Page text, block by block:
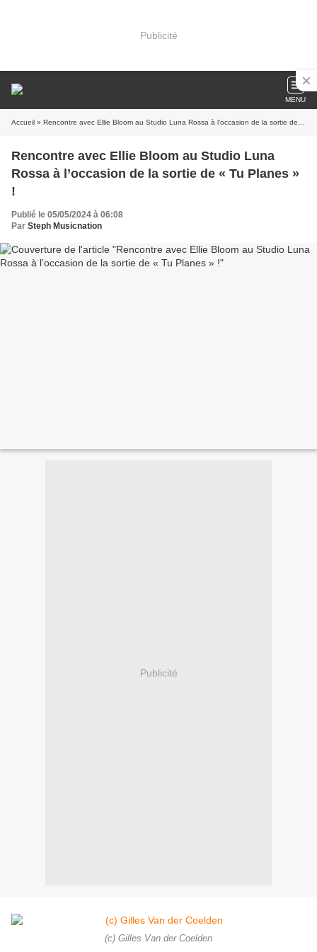
Publicité
MENU
Accueil » Rencontre avec Ellie Bloom au Studio Luna Rossa à l’occasion de la sortie de « Tu Planes » !
Rencontre avec Ellie Bloom au Studio Luna
Rossa à l’occasion de la sortie de « Tu Planes »
!
Publié le 05/05/2024 à 06:08
Par Steph Musicnation
Publicité
(c) Gilles Van der Coelden